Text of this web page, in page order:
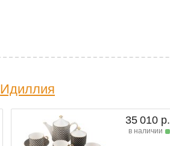
Идиллия
35 010 р.
в наличии